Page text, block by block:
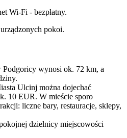
Wi-Fi - bezpłatny.
pokoi.
Podgoricy wynosi ok. 72 km, a
Ulcinj można dojechać
10 EUR. W mieście sporo
liczne bary, restauracje, sklepy,
dzielnicy miejscowości